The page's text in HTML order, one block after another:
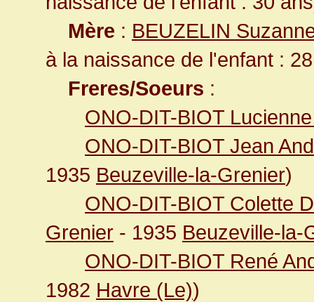
Mère : BEUZELIN
à la naissance de l'enfant :
Freres/Soeurs :
ONO-DIT-BIOT
ONO-DIT-BIOT Jean
1935 Beuzeville-la-Grenier)
ONO-DIT-BIOT Colette
Grenier - 1935 Beuzeville-la-
ONO-DIT-BIOT René
1982 Havre (Le))